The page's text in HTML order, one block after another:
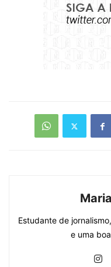
Estudante de
e uma